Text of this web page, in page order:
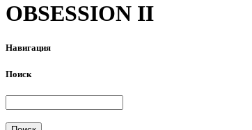
OBSESSION II
Навигация
Поиск